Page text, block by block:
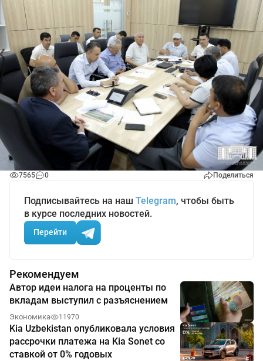
7565 0 Поделиться
Подписывайтесь на наш Telegram, чтобы быть
в курсе последних новостей.
Перейти
Рекомендуем
Автор идеи налога на проценты по
вкладам выступил с разъяснением
Экономика 11970
Kia Uzbekistan опубликовала условия
рассрочки платежа на Kia Sonet со
ставкой от 0% годовых